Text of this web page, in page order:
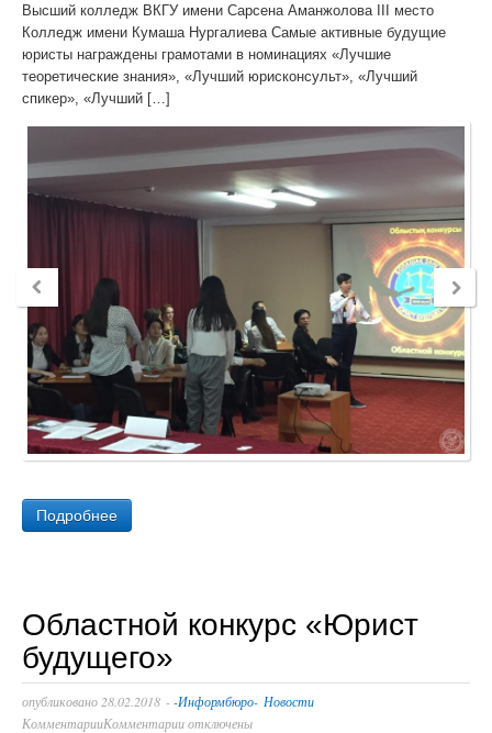
Высший колледж ВКГУ имени Сарсена Аманжолова ІІІ место
Колледж имени Кумаша Нургалиева Самые активные будущие
юристы награждены грамотами в номинациях «Лучшие
теоретические знания», «Лучший юрисконсульт», «Лучший
спикер», «Лучший […]
Подробнее
Областной конкурс «Юрист
будущего»
опубликовано 28.02.2018 - -Информбюро- Новости
КомментарииКомментарии отключены